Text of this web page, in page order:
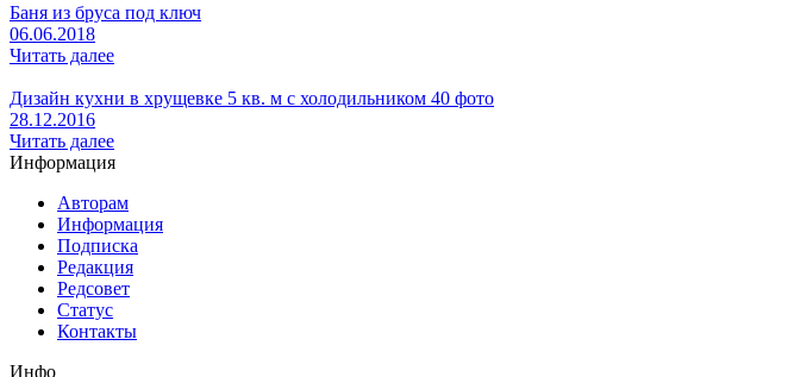
Баня из бруса под ключ
06.06.2018
Читать далее
Дизайн кухни в хрущевке 5 кв. м с холодильником 40 фото
28.12.2016
Читать далее
Информация
Авторам
Информация
Подписка
Редакция
Редсовет
Статус
Контакты
Инфо